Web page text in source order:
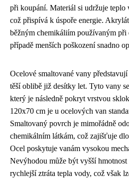
při koupání. Materiál si udržuje teplo
což přispívá k úspoře energie.
běžným chemikáliím používaným
případě menších poškození snadno
Ocelové smaltované vany představují
těší oblibě již desítky let. Tyto vany
který je následně pokryt vrstvou
120x70 cm je u ocelových van
Smaltovaný povrch je mimořádně
chemikálním látkám, což zajišťuje
Ocel poskytuje vanám vysokou
Nevýhodou může být vyšší hmotnost
rychlejší ztráta tepla vody, což však